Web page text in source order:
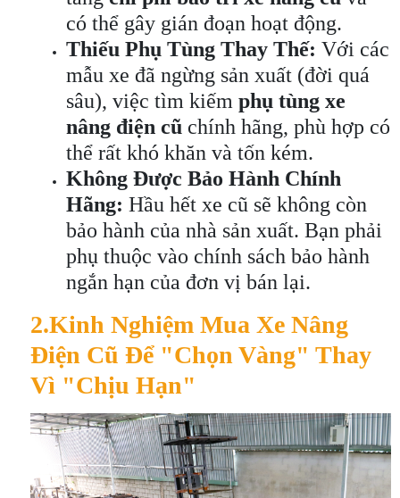
có thể gây gián đoạn hoạt động.
Thiếu Phụ Tùng Thay Thế: Với các
mẫu xe đã ngừng sản xuất (đời quá
sâu), việc tìm kiếm phụ tùng xe
nâng điện cũ chính hãng, phù hợp có
thể rất khó khăn và tốn kém.
Không Được Bảo Hành Chính
Hãng: Hầu hết xe cũ sẽ không còn
bảo hành của nhà sản xuất. Bạn phải
phụ thuộc vào chính sách bảo hành
ngắn hạn của đơn vị bán lại.
2.Kinh Nghiệm Mua Xe Nâng
Điện Cũ Để "Chọn Vàng" Thay
Vì "Chịu Hạn"